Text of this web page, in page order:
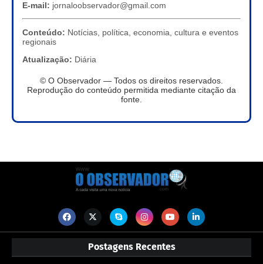
E-mail: jornaloobservador@gmail.com
Conteúdo: Notícias, política, economia, cultura e eventos
regionais
Atualização: Diária
© O Observador — Todos os direitos reservados.
Reprodução do conteúdo permitida mediante citação da
fonte.
Postagens Recentes